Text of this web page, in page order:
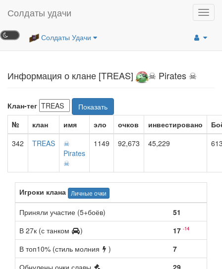
Солдаты удачи
Солдаты Удачи
Информация о клане [TREAS] ☠ Pirates ☠
Клан-тег
Показать
№
клан имя эло очков инвестировано
342
TREAS
☠
Pirates
☠
1149 92,673 45,229
Игроки клана Личные очки
Приняли участие (5+боёв)
51
В 27к (с танком
) 17 -14
В топ10% (стиль молния )
7